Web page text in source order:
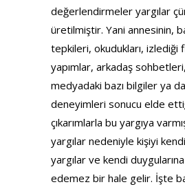
değerlendirmeler yargılar
üretilmiştir. Yani annesinin,
tepkileri, okudukları, izlediği
yapımlar, arkadaş
medyadaki bazı bilgiler ya
deneyimleri sonucu elde
çıkarımlarla bu yargıya
yargılar nedeniyle kişiyi
yargılar ve kendi
edemez bir hale gelir. İşte